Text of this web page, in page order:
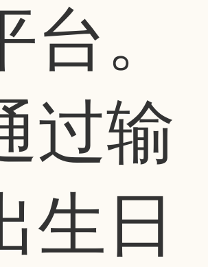
台。
过输
生日